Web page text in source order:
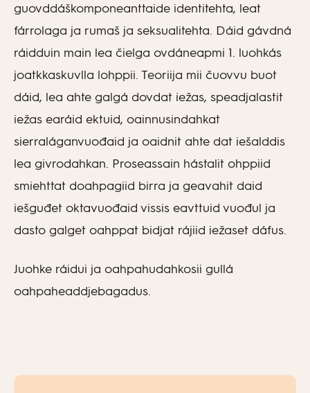
guovddáškomponeanttaide identitehta, leat
fárrolaga ja rumaš ja seksualitehta. Dáid gávdná
ráidduin main lea čielga ovdáneapmi 1. luohkás
joatkkaskuvlla lohppii. Teoriija mii čuovvu buot
dáid, lea ahte galgá dovdat iežas, speadjalastit
iežas earáid ektuid, oainnusindahkat
sierraláganvuođaid ja oaidnit ahte dat iešalddis
lea givrodahkan. Proseassain hástalit ohppiid
smiehttat doahpagiid birra ja geavahit daid
iešguđet oktavuođaid vissis eavttuid vuođul ja
dasto galget oahppat bidjat rájiid iežaset dáfus.
Juohke ráidui ja oahpahudahkosii gullá
oahpaheaddjebagadus.